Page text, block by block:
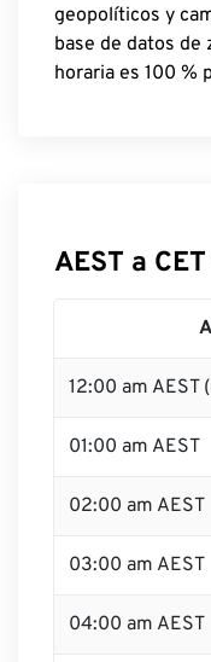
geopolíticos y
base de datos de
horaria es 100 %
AEST a
12:00 am AEST
01:00 am AEST
02:00 am AEST
03:00 am AEST
04:00 am AEST